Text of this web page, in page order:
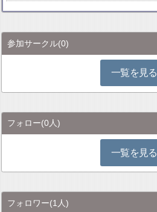
参加サークル(0)
一覧を見る
フォロー(0人)
一覧を見る
フォロワー(1人)